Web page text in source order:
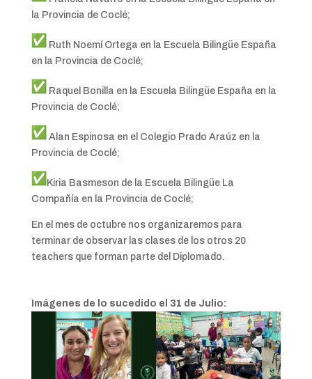
la Provincia de Coclé;
Ruth Noemí Ortega en la Escuela Bilingüe España
en la Provincia de Coclé;
Raquel Bonilla en la Escuela Bilingüe España en la
Provincia de Coclé;
Alan Espinosa en el Colegio Prado Araúz en la
Provincia de Coclé;
Kiria Basmeson de la Escuela Bilingüe La
Compañía en la Provincia de Coclé;
En el mes de octubre nos organizaremos para
terminar de observar las clases de los otros 20
teachers que forman parte del Diplomado.
Imágenes de lo sucedido el 31 de Julio: